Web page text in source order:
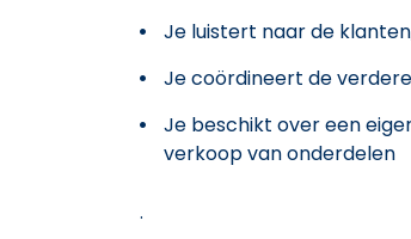
Je luistert naar de
Je coördineert de
Je beschikt over een
verkoop van onderdelen
.